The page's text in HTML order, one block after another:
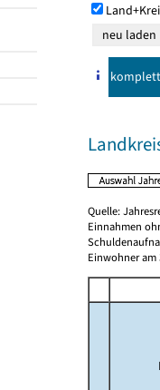
komplett
Quelle:
Einnahmen
Einwohner am